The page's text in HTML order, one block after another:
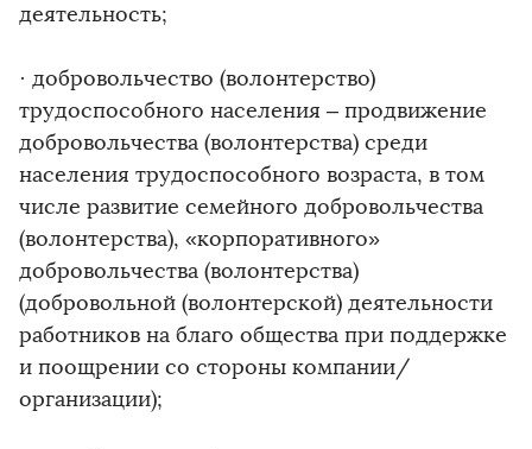
деятельность;
· добровольчество (волонтерство)
трудоспособного населения – продвижение
добровольчества (волонтерства) среди
населения трудоспособного возраста, в том
числе развитие семейного добровольчества
(волонтерства), «корпоративного»
добровольчества (волонтерства)
(добровольной (волонтерской) деятельности
работников на благо общества при поддержке
и поощрении со стороны компании/
организации);